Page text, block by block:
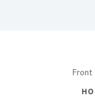
Front